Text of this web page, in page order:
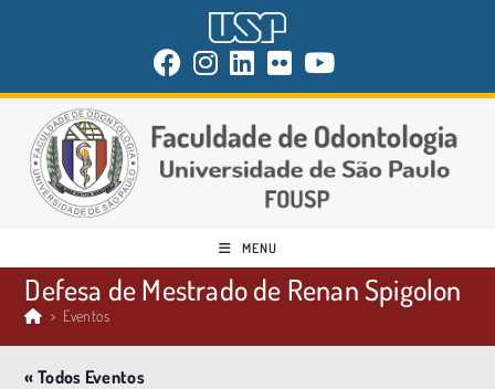
MENU
Defesa de Mestrado de Renan Spigolon
> Eventos
« Todos Eventos